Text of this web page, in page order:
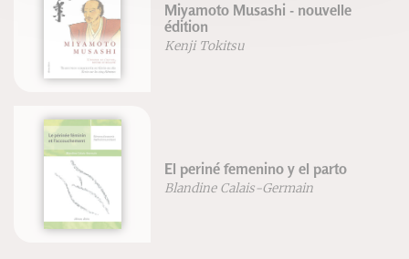
Miyamoto Musashi - nouvelle
édition
Kenji Tokitsu
El periné femenino y el parto
Blandine Calais-Germain